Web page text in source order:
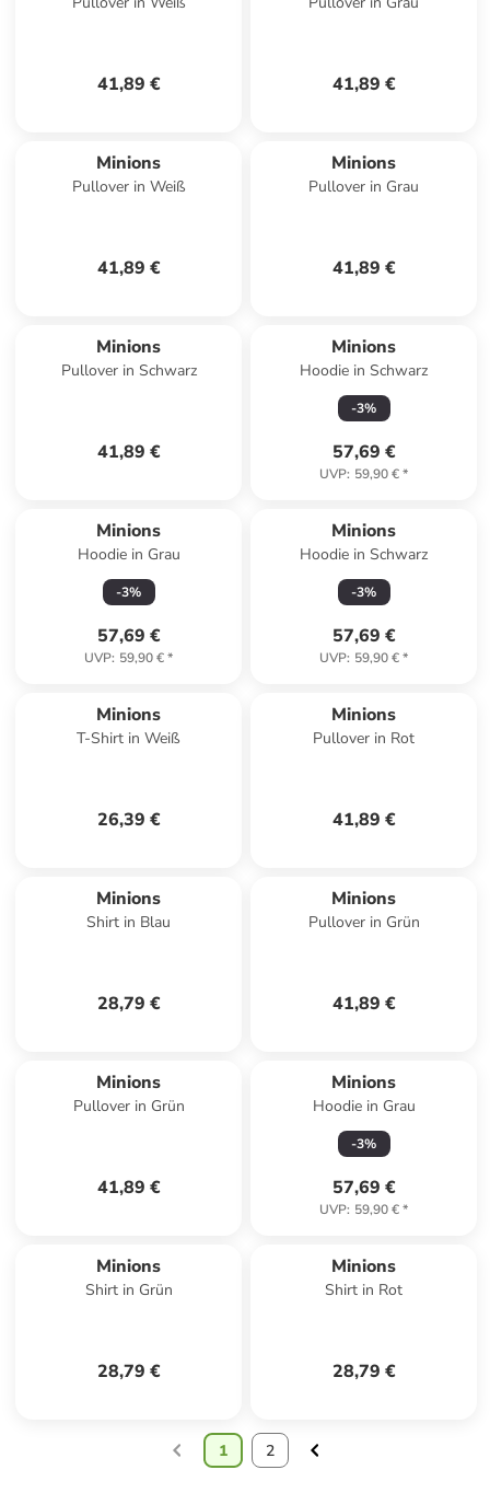
41,89 € 41,89 €
Minions
Pullover in Weiß
41,89 €
Minions
Pullover in Grau
41,89 €
Minions
Pullover in Schwarz
41,89 €
Minions
Hoodie in Schwarz
-3%
57,69 €
UVP: 59,90 €*
Minions
Hoodie in Grau
-3%
57,69 €
UVP: 59,90 €*
Minions
Hoodie in Schwarz
-3%
57,69 €
UVP: 59,90 €*
Minions
T-Shirt in Weiß
26,39 €
Minions
Pullover in Rot
41,89 €
Minions
Shirt in Blau
28,79 €
Minions
Pullover in Grün
41,89 €
Minions
Pullover in Grün
41,89 €
Minions
Hoodie in Grau
-3%
57,69 €
UVP: 59,90 €*
Minions
Shirt in Grün
28,79 €
Minions
Shirt in Rot
28,79 €
1 2